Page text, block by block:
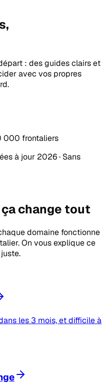
,
: des guides clairs et
avec vos propres
000 frontaliers
à jour 2026 · Sans
ça change tout
domaine fonctionne
On vous explique ce
les 3 mois, et difficile à